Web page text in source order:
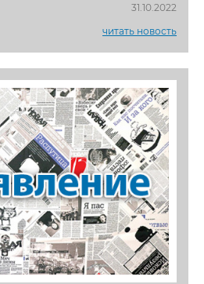
31.10.2022
читать новость